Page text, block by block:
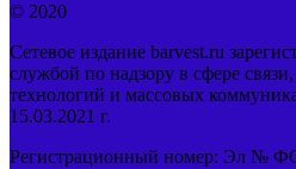
© 2020
Сетевое издание barvest.ru
службой по надзору в сфере
технологий и массовых
15.03.2021 г.
Регистрационный номер: Эл №